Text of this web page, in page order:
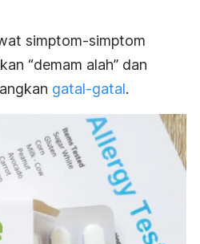
simptom-simptom
“demam alah” dan
gatal-gatal.